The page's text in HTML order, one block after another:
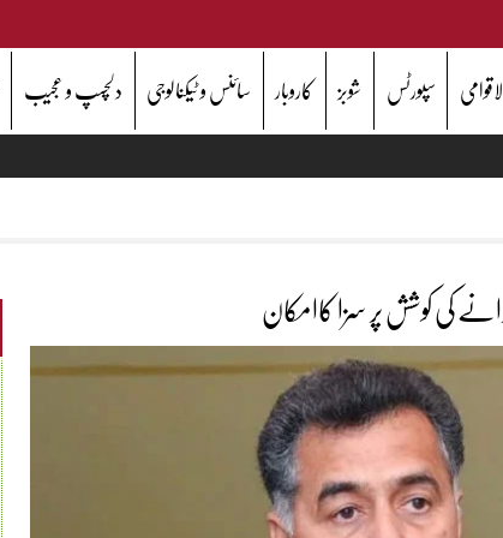
سپورٹس شوبز کاروبار سائنس و ٹیکنالوجی دلچسپ و عجیب
کی کوشش پر سزا کاامکان